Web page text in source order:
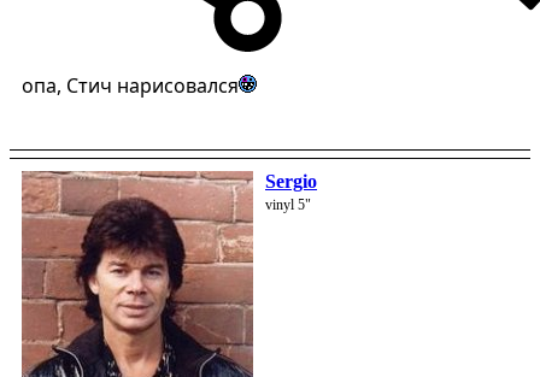
опа, Стич нарисовался
Sergio
vinyl 5"